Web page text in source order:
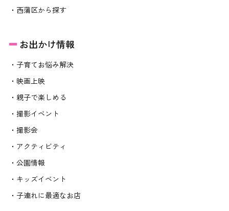
・西蒲区から探す
お出かけ情報
・子育てお悩み解決
・映画上映
・親子で楽しめる
・撮影イベント
・撮影会
・アクティビティ
・公園情報
・キッズイベント
・子連れに最適なお店